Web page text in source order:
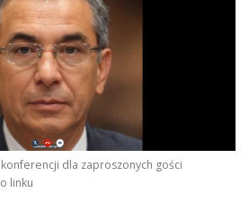
dla zaproszonych gości
linku